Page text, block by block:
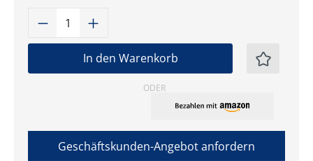
Produkt Anzahl: Gib den
In den Warenkorb
ODER
Geschäftskunden-Angebot anfordern